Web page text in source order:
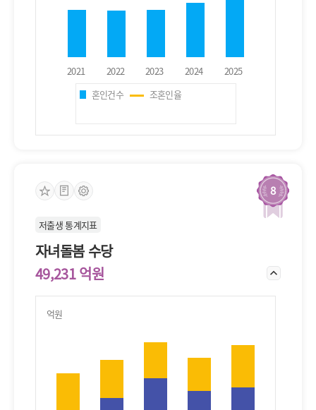
혼인건수 조혼인율
8
저출생 통계지표
자녀돌봄 수당
49,231 억원
억원